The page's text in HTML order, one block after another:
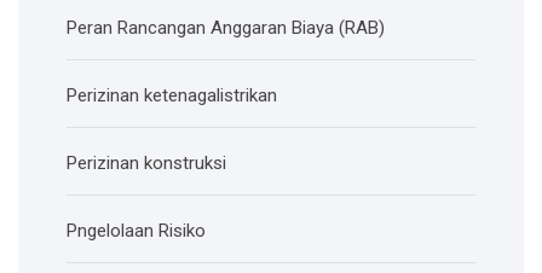
Peran Rancangan Anggaran Biaya (RAB)
Perizinan ketenagalistrikan
Perizinan konstruksi
Pngelolaan Risiko